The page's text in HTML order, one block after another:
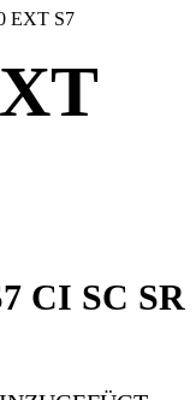
EXT S7
CI SC SR